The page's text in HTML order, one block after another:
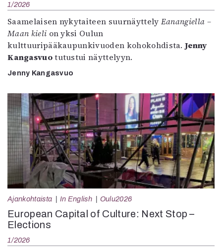
1/2026
Saamelaisen nykytaiteen suurnäyttely Eanangiella –
Maan kieli on yksi Oulun
kulttuuripääkaupunkivuoden kohokohdista.Jenny
Kangasvuotutustui näyttelyyn.
Jenny Kangasvuo
Ajankohtaista In English Oulu2026
European Capital of Culture: Next Stop –
Elections
1/2026